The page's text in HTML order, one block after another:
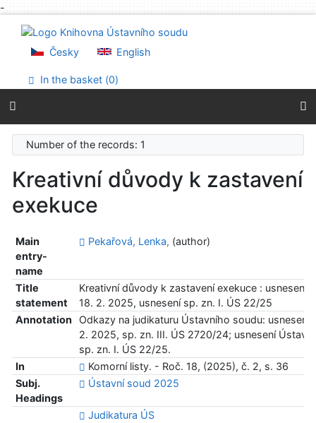
-
Go to menu
Accessibility declaration
Česky English
In the basket (0)
Number of the records: 1
Kreativní důvody k zastavení
exekuce
Main
entry-
name
Pekařová, Lenka, (author)
Title
statement
Kreativní důvody k zastavení exekuce : usnesení
18. 2. 2025, usnesení sp. zn. I. ÚS 22/25
Annotation
Odkazy na judikaturu Ústavního soudu: usnesení
2. 2025, sp. zn. III. ÚS 2720/24; usnesení
sp. zn. I. ÚS 22/25.
In
Komorní listy. - Roč. 18, (2025), č. 2, s. 36
Subj.
Headings
Ústavní soud 2025
Judikatura ÚS